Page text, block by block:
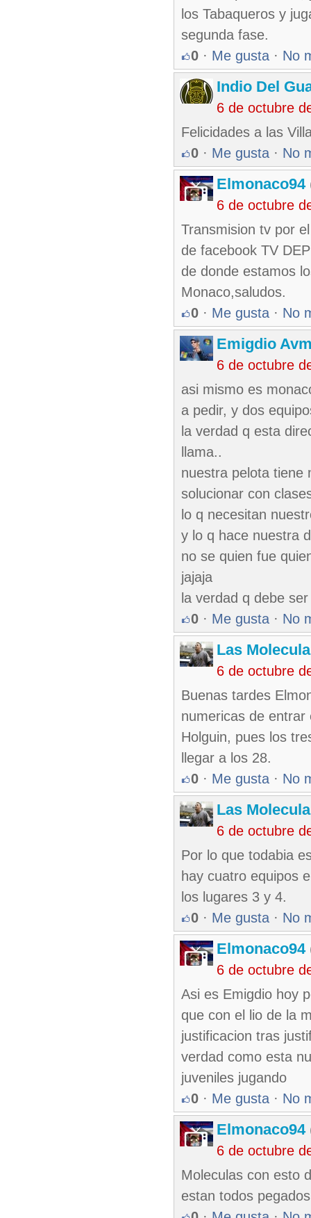
los Tabaqueros y
segunda fase.
0 · Me gusta · No
Indio Del
6 de octubre
Felicidades a las
0 · Me gusta · No
Elmonaco94
6 de octubre
Transmision tv por
de facebook TV
de donde estamos
Monaco,saludos.
0 · Me gusta · No
Emigdio
6 de octubre
asi mismo es
a pedir, y dos
la verdad q esta
llama..
nuestra pelota tiene
solucionar con
lo q necesitan
y lo q hace nuestra
no se quien fue
jajaja
la verdad q debe
0 · Me gusta · No
Las
6 de octubre
Buenas tardes
numericas de
Holguin, pues los
llegar a los 28.
0 · Me gusta · No
Las
6 de octubre
Por lo que todabia
hay cuatro equipos
los lugares 3 y 4.
0 · Me gusta · No
Elmonaco94
6 de octubre
Asi es Emigdio hoy
que con el lio de la
justificacion tras
verdad como esta
juveniles jugando
0 · Me gusta · No
Elmonaco94
6 de octubre
Moleculas con esto
estan todos